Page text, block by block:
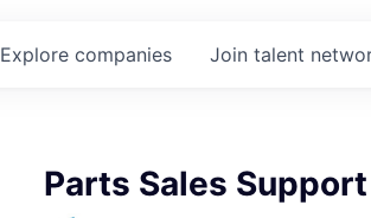
Explore companies Join talent
Parts Sales